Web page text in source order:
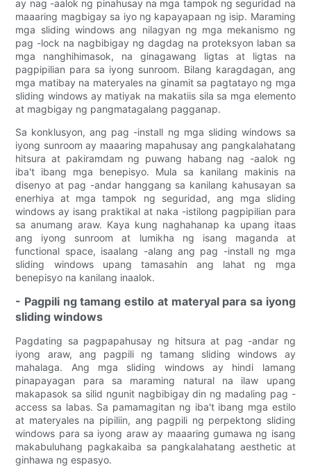
ay nag -aalok ng pinahusay na mga tampok ng seguridad na
maaaring magbigay sa iyo ng kapayapaan ng isip. Maraming
mga sliding windows ang nilagyan ng mga mekanismo ng
pag -lock na nagbibigay ng dagdag na proteksyon laban sa
mga nanghihimasok, na ginagawang ligtas at ligtas na
pagpipilian para sa iyong sunroom. Bilang karagdagan, ang
mga matibay na materyales na ginamit sa pagtatayo ng mga
sliding windows ay matiyak na makatiis sila sa mga elemento
at magbigay ng pangmatagalang pagganap.
Sa konklusyon, ang pag -install ng mga sliding windows sa
iyong sunroom ay maaaring mapahusay ang pangkalahatang
hitsura at pakiramdam ng puwang habang nag -aalok ng
iba't ibang mga benepisyo. Mula sa kanilang makinis na
disenyo at pag -andar hanggang sa kanilang kahusayan sa
enerhiya at mga tampok ng seguridad, ang mga sliding
windows ay isang praktikal at naka -istilong pagpipilian para
sa anumang araw. Kaya kung naghahanap ka upang itaas
ang iyong sunroom at lumikha ng isang maganda at
functional space, isaalang -alang ang pag -install ng mga
sliding windows upang tamasahin ang lahat ng mga
benepisyo na kanilang inaalok.
- Pagpili ng tamang estilo at materyal para sa iyong
sliding windows
Pagdating sa pagpapahusay ng hitsura at pag -andar ng
iyong araw, ang pagpili ng tamang sliding windows ay
mahalaga. Ang mga sliding windows ay hindi lamang
pinapayagan para sa maraming natural na ilaw upang
makapasok sa silid ngunit nagbibigay din ng madaling pag -
access sa labas. Sa pamamagitan ng iba't ibang mga estilo
at materyales na pipiliin, ang pagpili ng perpektong sliding
windows para sa iyong araw ay maaaring gumawa ng isang
makabuluhang pagkakaiba sa pangkalahatang aesthetic at
ginhawa ng espasyo.